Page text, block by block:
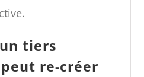
tiers
re-créer